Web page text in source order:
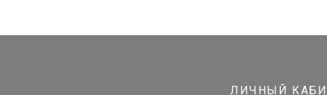
ЛИЧНЫЙ